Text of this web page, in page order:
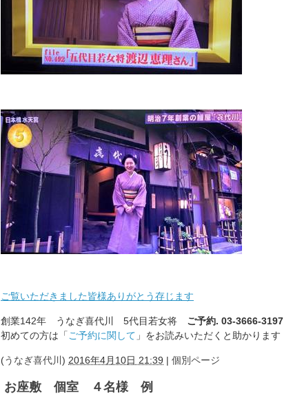
ご覧いただきました皆様ありがとう存じます
創業142年 うなぎ喜代川 5代目若女将 ご予約. 03-3666-3197
初めての方は「 ご予約に関して 」をお読みいただくと助かります
(うなぎ喜代川 ) 2016年4月10日 21:39 | 個別ページ
お座敷 個室 ４名様 例